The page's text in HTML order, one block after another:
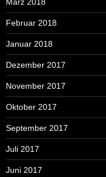
Februar 2018
Januar 2018
Dezember 2017
November 2017
Oktober 2017
September 2017
Juli 2017
Juni 2017